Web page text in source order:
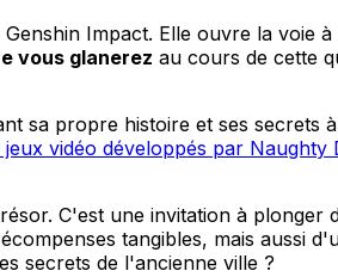
Impact. Elle ouvre la voie
vous glanerez au cours de cette
sa propre histoire et ses secrets
jeux vidéo développés par Naughty
C'est une invitation à plonger
tangibles, mais aussi
secrets de l'ancienne ville ?